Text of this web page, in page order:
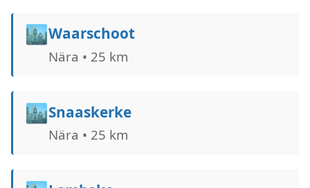
🏙️Waarschoot
Nära • 25 km
🏙️Snaaskerke
Nära • 25 km